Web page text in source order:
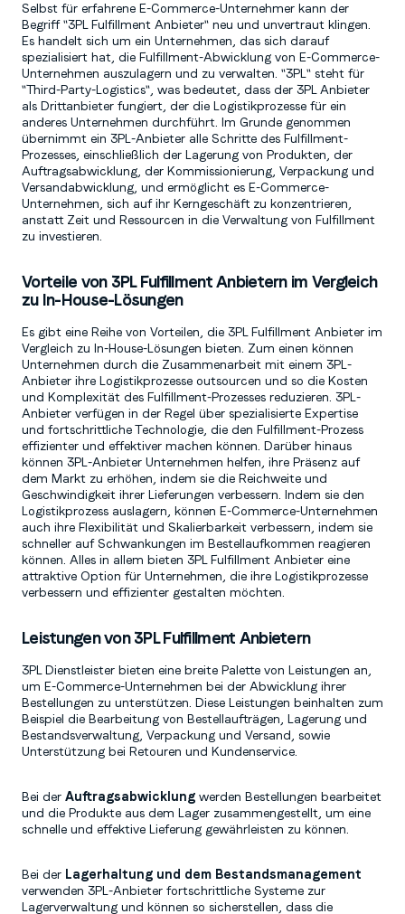
Selbst für erfahrene E-Commerce-Unternehmer kann der
Begriff "3PL Fulfillment Anbieter" neu und unvertraut klingen.
Es handelt sich um ein Unternehmen, das sich darauf
spezialisiert hat, die Fulfillment-Abwicklung von E-Commerce-
Unternehmen auszulagern und zu verwalten. "3PL" steht für
"Third-Party-Logistics", was bedeutet, dass der 3PL Anbieter
als Drittanbieter fungiert, der die Logistikprozesse für ein
anderes Unternehmen durchführt. Im Grunde genommen
übernimmt ein 3PL-Anbieter alle Schritte des Fulfillment-
Prozesses, einschließlich der Lagerung von Produkten, der
Auftragsabwicklung, der Kommissionierung, Verpackung und
Versandabwicklung, und ermöglicht es E-Commerce-
Unternehmen, sich auf ihr Kerngeschäft zu konzentrieren,
anstatt Zeit und Ressourcen in die Verwaltung von Fulfillment
zu investieren.
Vorteile von 3PL Fulfillment Anbietern im Vergleich
zu In-House-Lösungen
Es gibt eine Reihe von Vorteilen, die 3PL Fulfillment Anbieter im
Vergleich zu In-House-Lösungen bieten. Zum einen können
Unternehmen durch die Zusammenarbeit mit einem 3PL-
Anbieter ihre Logistikprozesse outsourcen und so die Kosten
und Komplexität des Fulfillment-Prozesses reduzieren. 3PL-
Anbieter verfügen in der Regel über spezialisierte Expertise
und fortschrittliche Technologie, die den Fulfillment-Prozess
effizienter und effektiver machen können. Darüber hinaus
können 3PL-Anbieter Unternehmen helfen, ihre Präsenz auf
dem Markt zu erhöhen, indem sie die Reichweite und
Geschwindigkeit ihrer Lieferungen verbessern. Indem sie den
Logistikprozess auslagern, können E-Commerce-Unternehmen
auch ihre Flexibilität und Skalierbarkeit verbessern, indem sie
schneller auf Schwankungen im Bestellaufkommen reagieren
können. Alles in allem bieten 3PL Fulfillment Anbieter eine
attraktive Option für Unternehmen, die ihre Logistikprozesse
verbessern und effizienter gestalten möchten.
Leistungen von 3PL Fulfillment Anbietern
3PL Dienstleister bieten eine breite Palette von Leistungen an,
um E-Commerce-Unternehmen bei der Abwicklung ihrer
Bestellungen zu unterstützen. Diese Leistungen beinhalten zum
Beispiel die Bearbeitung von Bestellaufträgen, Lagerung und
Bestandsverwaltung, Verpackung und Versand, sowie
Unterstützung bei Retouren und Kundenservice.
Bei der Auftragsabwicklung werden Bestellungen bearbeitet
und die Produkte aus dem Lager zusammengestellt, um eine
schnelle und effektive Lieferung gewährleisten zu können.
Bei der Lagerhaltung und dem Bestandsmanagement
verwenden 3PL-Anbieter fortschrittliche Systeme zur
Lagerverwaltung und können so sicherstellen, dass die